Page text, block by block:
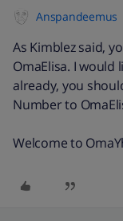
Anspandeemus
As Kimblez said,
OmaElisa. I
already, you
Number to
Welcome to